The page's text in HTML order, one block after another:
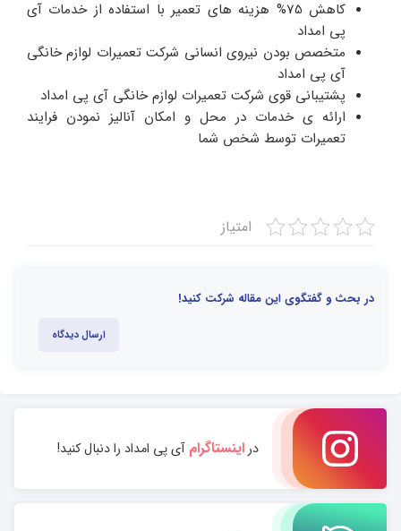
کاهش 75% هزینه های تعمیر با استفاده از خدمات آی
پی امداد
متخصص بودن نیروی انسانی شرکت تعمیرات لوازم خانگی
آی پی امداد
پشتیبانی قوی شرکت تعمیرات لوازم خانگی آی پی امداد
ارائه ی خدمات در محل و امکان آنالیز نمودن فرایند
تعمیرات توسط شخص شما
امتیاز
در بحث و گفتگوی این مقاله شرکت کنید!
ارسال دیدگاه
دراینستاگرامآی پی امداد را دنبال کنید!